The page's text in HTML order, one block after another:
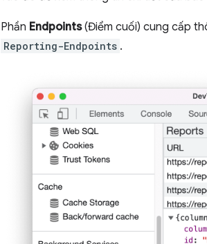
Phần Endpoints(Điểm cuối) cung cấp
Reporting-Endpoints .